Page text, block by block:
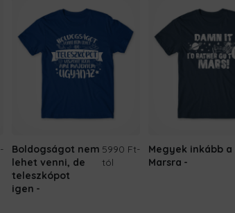
-
Boldogságot nem
lehet venni, de
teleszkópot
igen
5990 Ft-
tól
Megyek inkább a
Marsra